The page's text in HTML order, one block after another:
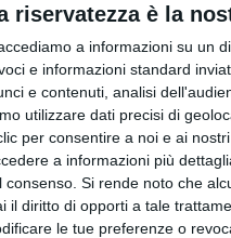
riservatezza è la
a informazioni su un
e informazioni standard
e contenuti, analisi
utilizzare dati precisi di
per consentire a noi e ai
a informazioni più
Si rende noto che
il diritto di opporti a tale
le tue preferenze o
bene per cui ci sono
per l'assalto al primo
riservate ai migliori
sella alla sua ducati per un
soddisfazioni al centauro